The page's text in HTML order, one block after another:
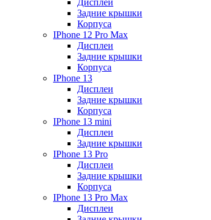
Дисплеи
Задние крышки
Корпуса
IPhone 12 Pro Max
Дисплеи
Задние крышки
Корпуса
IPhone 13
Дисплеи
Задние крышки
Корпуса
IPhone 13 mini
Дисплеи
Задние крышки
IPhone 13 Pro
Дисплеи
Задние крышки
Корпуса
IPhone 13 Pro Max
Дисплеи